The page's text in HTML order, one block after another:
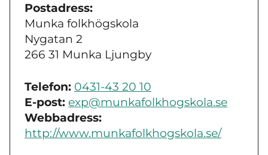
Postadress:
Munka folkhögskola
Nygatan 2
266 31 Munka Ljungby
Telefon: 0431-43 20 10
E-post: exp@munkafolkhogskola.se
Webbadress:
http://www.munkafolkhogskola.se/